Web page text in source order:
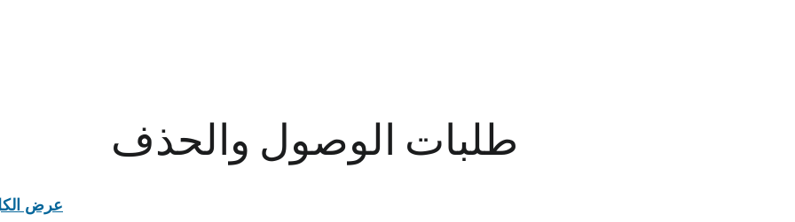
طلبات الوصول والحذف
عرض